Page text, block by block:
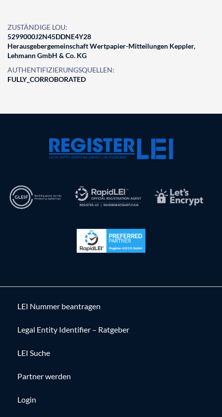
ZUSTÄNDIGE LOU:
5299000J2N45DDNE4Y28
Herausgebergemeinschaft Wertpapier-Mitteilungen Keppler,
Lehmann GmbH & Co. KG
AUTHENTIFIZIERUNGSQUELLEN:
FULLY_CORROBORATED
LEI Nummer beantragen
Legal Entity Identifier – Ratgeber
LEI Suche
Partner werden
Login